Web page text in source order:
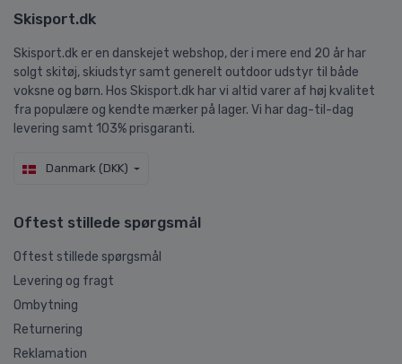
Skisport.dk
Skisport.dk er en danskejet webshop, der i mere end 20 år har
solgt skitøj, skiudstyr samt generelt outdoor udstyr til både
voksne og børn. Hos Skisport.dk har vi altid varer af høj kvalitet
fra populære og kendte mærker på lager. Vi har dag-til-dag
levering samt 103% prisgaranti.
Danmark (DKK)
Oftest stillede spørgsmål
Oftest stillede spørgsmål
Levering og fragt
Ombytning
Returnering
Reklamation